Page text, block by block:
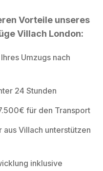
Vorteile unseres
Villach London:
Umzugs nach
24 Stunden
für den Transport
Villach unterstützen
inklusive